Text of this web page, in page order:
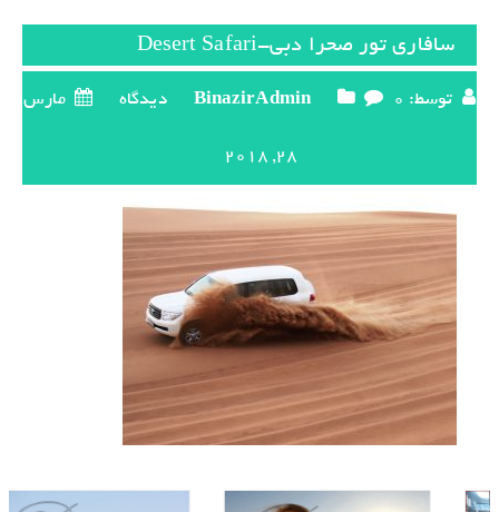
سافاری تور صحرا دبی-Desert Safari
توسط: BinazirAdmin 0 دیدگاه
مارس
28, 2018